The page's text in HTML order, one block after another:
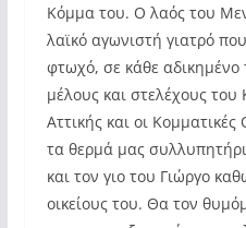
Κόμμα του. Ο λαός του
λαϊκό αγωνιστή γιατρό
φτωχό, σε κάθε αδικημένο
μέλους και στελέχους
Αττικής και οι
τα θερμά μας
και τον γιο του Γιώργο
οικείους του. Θα τον